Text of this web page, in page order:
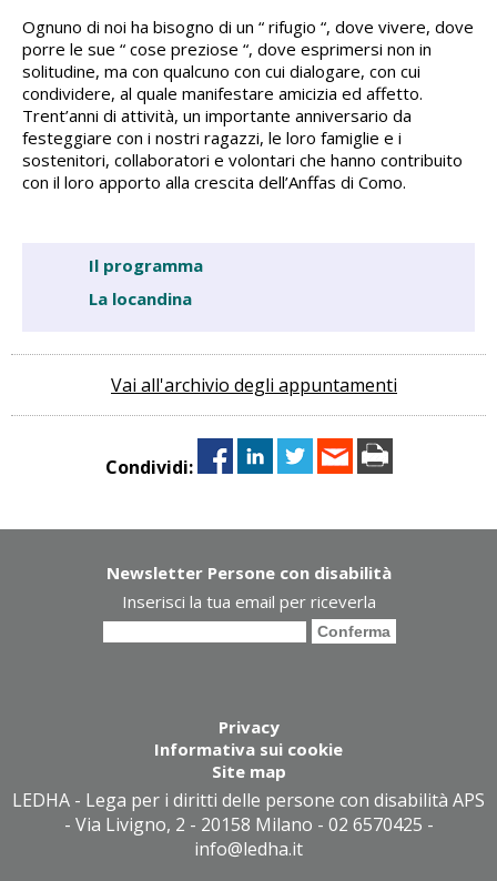
Ognuno di noi ha bisogno di un “ rifugio “, dove vivere, dove
porre le sue “ cose preziose “, dove esprimersi non in
solitudine, ma con qualcuno con cui dialogare, con cui
condividere, al quale manifestare amicizia ed affetto.
Trent’anni di attività, un importante anniversario da
festeggiare con i nostri ragazzi, le loro famiglie e i
sostenitori, collaboratori e volontari che hanno contribuito
con il loro apporto alla crescita dell’Anffas di Como.
Il programma
La locandina
Vai all'archivio degli appuntamenti
Condividi:
Newsletter Persone con disabilità
Inserisci la tua email per riceverla
Privacy
Informativa sui cookie
Site map
LEDHA - Lega per i diritti delle persone con disabilità APS
- Via Livigno, 2 - 20158 Milano - 02 6570425 -
info@ledha.it